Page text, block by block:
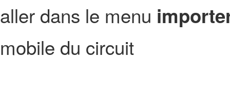
aller dans le menu
mobile du circuit